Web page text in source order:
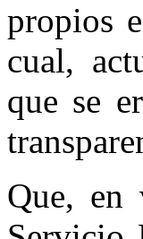
propios
cual,
que se
Que, en